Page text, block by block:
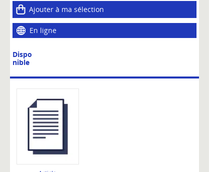
Ajouter à ma sélection
En ligne
Dispo
nible